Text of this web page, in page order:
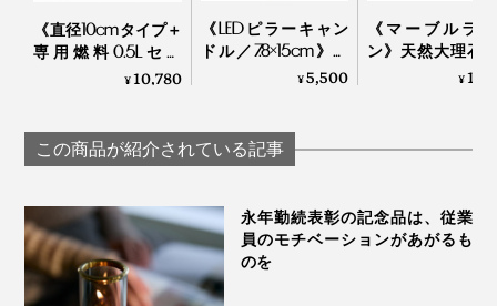
お風呂やベッドでくつろぐ、リラックスシーンに。
あなたの暮しのそばに、『ダンシングランプ』を置いて
《直径10cmタイプ＋
専用燃料0.5Lセッ
ト》ニオイ・煙な
で手軽に楽しめる
「卓上ランプ」｜
¥10,780
《LEDピラーキャン
ドル／7.8×15cm》ボ
ディは本物のロウ、
ック」｜UYUNI
LIGHTING
¥5,500
《マーブルラ
ン》天然大理石
りを引き立てる
¥
この商品が紹介されている記事
永年勤続表彰の記念品は、従業
員のモチベーションがあがるも
のを